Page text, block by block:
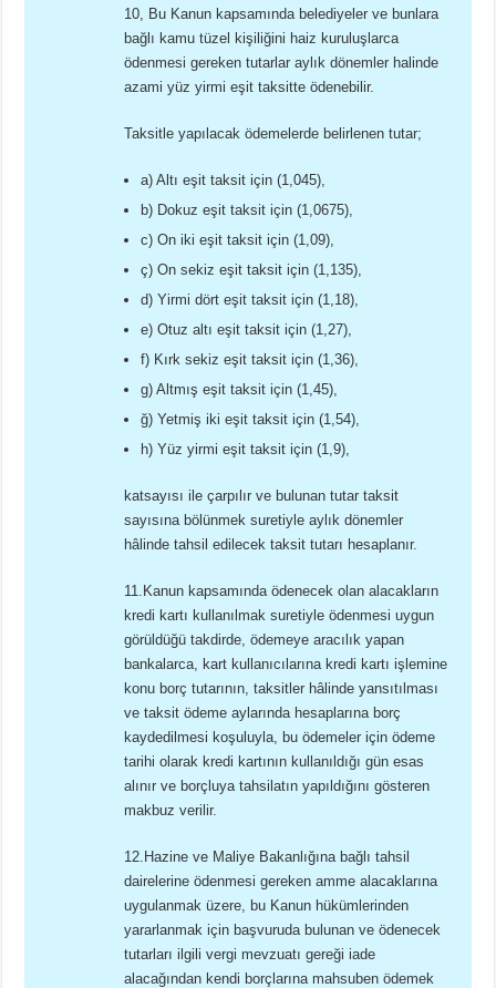
10, Bu Kanun kapsamında belediyeler ve bunlara
bağlı kamu tüzel kişiliğini haiz kuruluşlarca
ödenmesi gereken tutarlar aylık dönemler halinde
azami yüz yirmi eşit taksitte ödenebilir.
Taksitle yapılacak ödemelerde belirlenen tutar;
a) Altı eşit taksit için (1,045),
b) Dokuz eşit taksit için (1,0675),
c) On iki eşit taksit için (1,09),
ç) On sekiz eşit taksit için (1,135),
d) Yirmi dört eşit taksit için (1,18),
e) Otuz altı eşit taksit için (1,27),
f) Kırk sekiz eşit taksit için (1,36),
g) Altmış eşit taksit için (1,45),
ğ) Yetmiş iki eşit taksit için (1,54),
h) Yüz yirmi eşit taksit için (1,9),
katsayısı ile çarpılır ve bulunan tutar taksit
sayısına bölünmek suretiyle aylık dönemler
hâlinde tahsil edilecek taksit tutarı hesaplanır.
11.Kanun kapsamında ödenecek olan alacakların
kredi kartı kullanılmak suretiyle ödenmesi uygun
görüldüğü takdirde, ödemeye aracılık yapan
bankalarca, kart kullanıcılarına kredi kartı işlemine
konu borç tutarının, taksitler hâlinde yansıtılması
ve taksit ödeme aylarında hesaplarına borç
kaydedilmesi koşuluyla, bu ödemeler için ödeme
tarihi olarak kredi kartının kullanıldığı gün esas
alınır ve borçluya tahsilatın yapıldığını gösteren
makbuz verilir.
12.Hazine ve Maliye Bakanlığına bağlı tahsil
dairelerine ödenmesi gereken amme alacaklarına
uygulanmak üzere, bu Kanun hükümlerinden
yararlanmak için başvuruda bulunan ve ödenecek
tutarları ilgili vergi mevzuatı gereği iade
alacağından kendi borçlarına mahsuben ödemek